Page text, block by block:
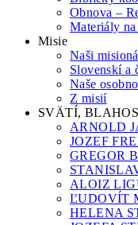
Obnova –
Materiály
Misie
Naši
Slovenskí a
Naše
Z misií
SVÄTÍ,
ARNOLD
JOZEF
GREGOR
ALOIZ
ĽUDOVÍT
HELENA